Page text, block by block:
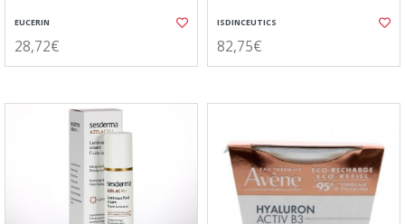
EUCERIN
28,72€
ISDINCEUTICS
82,75€